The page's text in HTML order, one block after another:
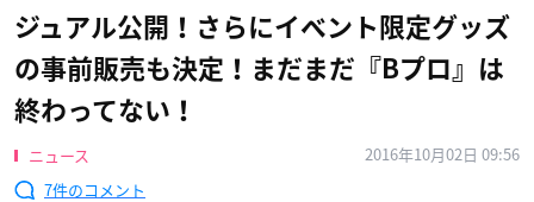
ジュアル公開！さらにイベント限定グッズ
の事前販売も決定！まだまだ『Bプロ』は
終わってない！
ニュース
2016年10月02日 09:56
7